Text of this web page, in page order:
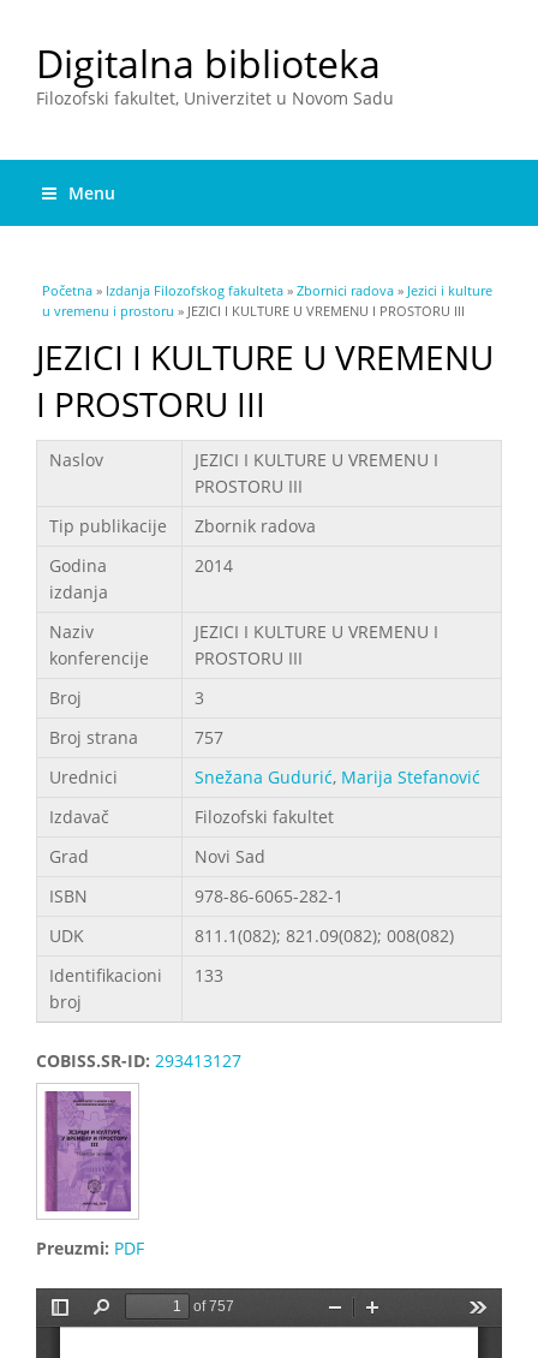
Digitalna biblioteka
Filozofski fakultet, Univerzitet u Novom Sadu
Menu
You are here
Početna » Izdanja Filozofskog fakulteta » Zbornici radova » Jezici i kulture
u vremenu i prostoru » JEZICI I KULTURE U VREMENU I PROSTORU III
JEZICI I KULTURE U VREMENU
I PROSTORU III
Podaci
Naslov
JEZICI I KULTURE U VREMENU I
PROSTORU III
Tip publikacije
Zbornik radova
Godina
izdanja
2014
Naziv
konferencije
JEZICI I KULTURE U VREMENU I
PROSTORU III
Broj
3
Broj strana
757
Urednici
Snežana Gudurić, Marija Stefanović
Izdavač
Filozofski fakultet
Grad
Novi Sad
ISBN
978-86-6065-282-1
UDK
811.1(082); 821.09(082); 008(082)
Identifikacioni
broj
133
COBISS.SR-ID: 293413127
Preuzmi: PDF